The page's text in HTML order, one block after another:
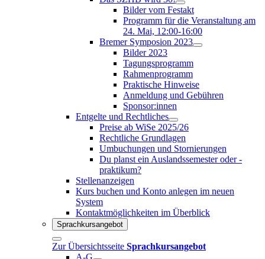
Bilder vom Festakt
Programm für die Veranstaltung am
24. Mai, 12:00-16:00
Bremer Symposion 2023
Bilder 2023
Tagungsprogramm
Rahmenprogramm
Praktische Hinweise
Anmeldung und Gebühren
Sponsor:innen
Entgelte und Rechtliches
Preise ab WiSe 2025/26
Rechtliche Grundlagen
Umbuchungen und Stornierungen
Du planst ein Auslandssemester oder -
praktikum?
Stellenanzeigen
Kurs buchen und Konto anlegen im neuen
System
Kontaktmöglichkeiten im Überblick
Sprachkursangebot
Zur Übersichtsseite Sprachkursangebot
A-G